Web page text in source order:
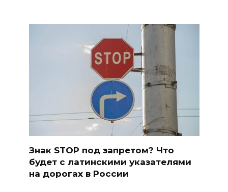
Знак STOP под запретом? Что
будет с латинскими указателями
на дорогах в России